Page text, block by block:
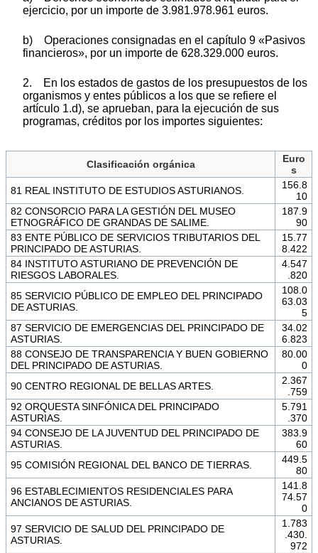
ejercicio, por un importe de 3.981.978.961 euros.
b) Operaciones consignadas en el capítulo 9 «Pasivos
financieros», por un importe de 628.329.000 euros.
2. En los estados de gastos de los presupuestos de los
organismos y entes públicos a los que se refiere el
artículo 1.d), se aprueban, para la ejecución de sus
programas, créditos por los importes siguientes:
Clasificación orgánica
Euro
s
81 REAL INSTITUTO DE ESTUDIOS ASTURIANOS.
156.8
10
82 CONSORCIO PARA LA GESTIÓN DEL MUSEO
ETNOGRÁFICO DE GRANDAS DE SALIME.
187.9
90
83 ENTE PÚBLICO DE SERVICIOS TRIBUTARIOS DEL
PRINCIPADO DE ASTURIAS.
15.77
8.422
84 INSTITUTO ASTURIANO DE PREVENCIÓN DE
RIESGOS LABORALES.
4.547
.820
85 SERVICIO PÚBLICO DE EMPLEO DEL PRINCIPADO
DE ASTURIAS.
108.0
63.03
5
87 SERVICIO DE EMERGENCIAS DEL PRINCIPADO DE
ASTURIAS.
34.02
6.823
88 CONSEJO DE TRANSPARENCIA Y BUEN GOBIERNO
DEL PRINCIPADO DE ASTURIAS.
80.00
0
90 CENTRO REGIONAL DE BELLAS ARTES.
2.367
.759
92 ORQUESTA SINFÓNICA DEL PRINCIPADO
ASTURIAS.
5.791
.370
94 CONSEJO DE LA JUVENTUD DEL PRINCIPADO DE
ASTURIAS.
383.9
60
95 COMISIÓN REGIONAL DEL BANCO DE TIERRAS.
449.5
80
96 ESTABLECIMIENTOS RESIDENCIALES PARA
ANCIANOS DE ASTURIAS.
141.8
74.57
0
97 SERVICIO DE SALUD DEL PRINCIPADO DE
ASTURIAS.
1.783
.430.
972